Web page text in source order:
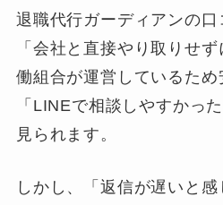
退職代行ガーディアンの口
「会社と直接やり取りせ
働組合が運営しているため
「LINEで相談しやすかっ
見られます。
しかし、「返信が遅いと